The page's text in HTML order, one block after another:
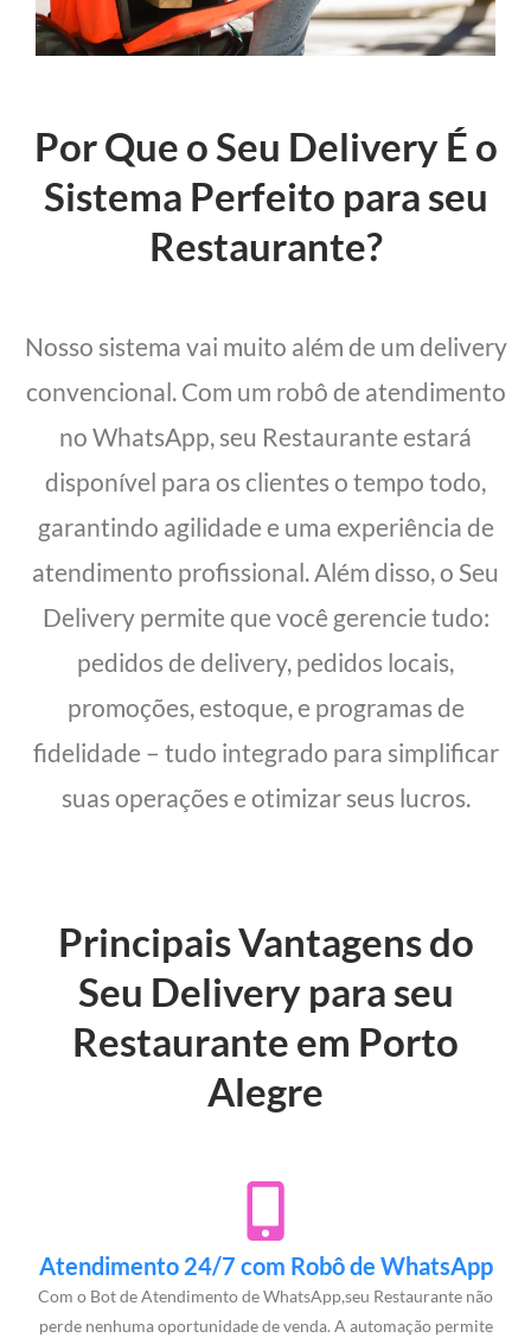
Por Que o Seu Delivery É o
Sistema Perfeito para seu
Restaurante?
Nosso sistema vai muito além de um delivery
convencional. Com um robô de atendimento
no WhatsApp, seu Restaurante estará
disponível para os clientes o tempo todo,
garantindo agilidade e uma experiência de
atendimento profissional. Além disso, o Seu
Delivery permite que você gerencie tudo:
pedidos de delivery, pedidos locais,
promoções, estoque, e programas de
fidelidade – tudo integrado para simplificar
suas operações e otimizar seus lucros.
Principais Vantagens do
Seu Delivery para seu
Restaurante em Porto
Alegre
Atendimento 24/7 com Robô de WhatsApp
Com o Bot de Atendimento de WhatsApp,seu Restaurante não
perde nenhuma oportunidade de venda. A automação permite